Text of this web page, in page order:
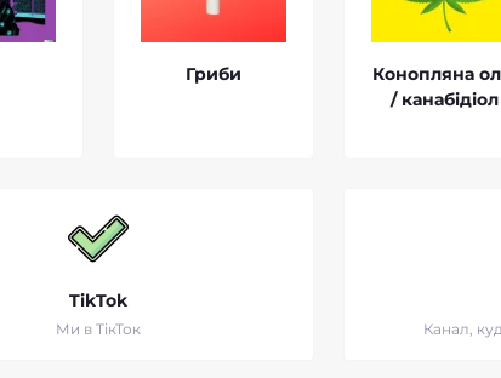
Гриби
Конопляна
/ канабідіол
TikTok
Ми в ТікТок Канал,